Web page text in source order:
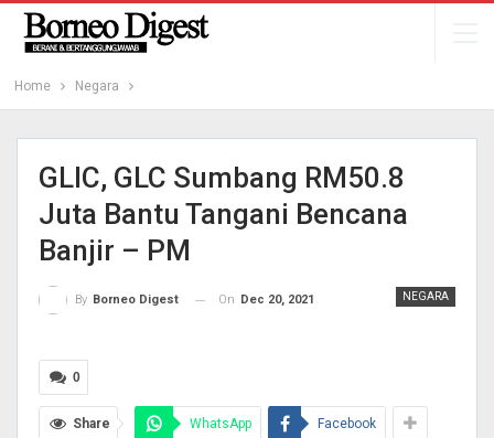
Home Negara
GLIC, GLC Sumbang RM50.8
Juta Bantu Tangani Bencana
Banjir – PM
NEGARA
By Borneo Digest On Dec 20, 2021
0
Share WhatsApp Facebook